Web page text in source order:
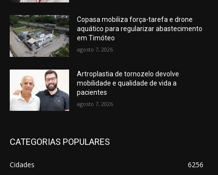
Copasa mobiliza força-tarefa e drone
aquático para regularizar abastecimento
em Timóteo
agosto 7, 2026
Artroplastia de tornozelo devolve
mobilidade e qualidade de vida a
pacientes
agosto 7, 2026
CATEGORIAS POPULARES
Cidades
6256